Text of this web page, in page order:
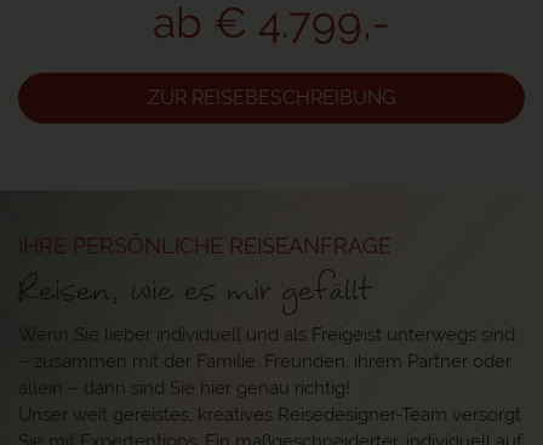
ab € 4.799,-
ZUR REISEBESCHREIBUNG
IHRE PERSÖNLICHE REISEANFRAGE
Reisen, wie es mir gefällt
Wenn Sie lieber individuell und als Freigeist unterwegs sind
– zusammen mit der Familie, Freunden, ihrem Partner oder
allein – dann sind Sie hier genau richtig!
Unser weit gereistes, kreatives Reisedesigner-Team versorgt